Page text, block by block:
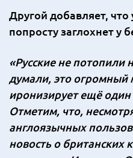
Другой добавляет, что
попросту заглохнет у
«Русские не потопили
думали, это
иронизирует ещё один
Отметим, что,
англоязычных
новость о британских